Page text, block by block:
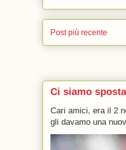
Post più recente
Ci siamo
Cari amici, era il 2
gli davamo una